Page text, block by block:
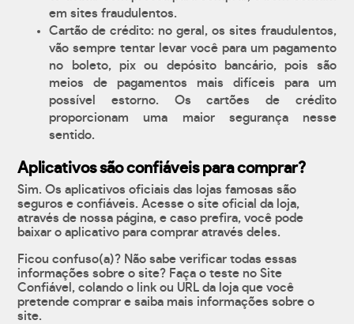
em sites fraudulentos.
Cartão de crédito: no geral, os sites fraudulentos,
vão sempre tentar levar você para um pagamento
no boleto, pix ou depósito bancário, pois são
meios de pagamentos mais difíceis para um
possível estorno. Os cartões de crédito
proporcionam uma maior segurança nesse
sentido.
Aplicativos são confiáveis para comprar?
Sim. Os aplicativos oficiais das lojas famosas são
seguros e confiáveis. Acesse o site oficial da loja,
através de nossa página, e caso prefira, você pode
baixar o aplicativo para comprar através deles.
Ficou confuso(a)? Não sabe verificar todas essas
informações sobre o site? Faça o teste no Site
Confiável, colando o link ou URL da loja que você
pretende comprar e saiba mais informações sobre o
site.